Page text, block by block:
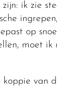
ik zie
op
moet ik
van